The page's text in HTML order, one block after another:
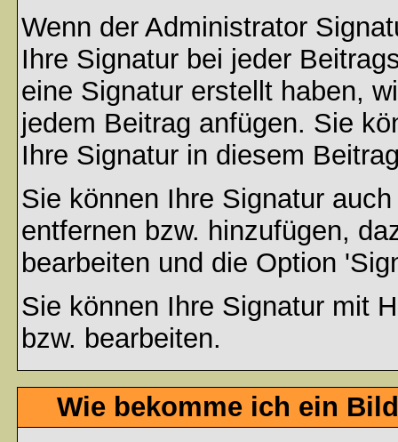
Wenn der Administrator
Ihre Signatur bei jeder
eine Signatur erstellt haben,
jedem Beitrag anfügen. Sie
Ihre Signatur in diesem
Sie können Ihre Signatur
entfernen bzw. hinzufügen,
bearbeiten und die Option
Sie können Ihre Signatur mit
bzw. bearbeiten.
Wie bekomme ich ein